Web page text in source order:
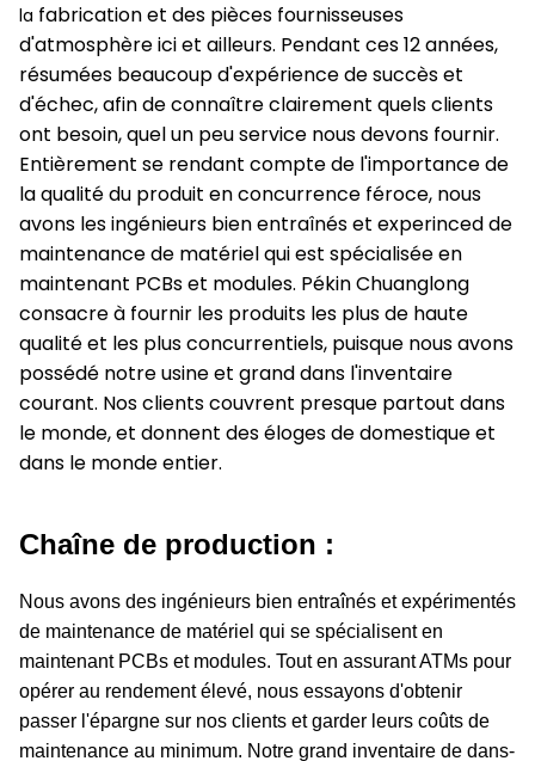
la fabrication et des pièces fournisseuses
d'atmosphère ici et ailleurs. Pendant ces 12 années,
résumées beaucoup d'expérience de succès et
d'échec, afin de connaître clairement quels clients
ont besoin, quel un peu service nous devons fournir.
Entièrement se rendant compte de l'importance de
la qualité du produit en concurrence féroce, nous
avons les ingénieurs bien entraînés et experinced de
maintenance de matériel qui est spécialisée en
maintenant PCBs et modules. Pékin Chuanglong
consacre à fournir les produits les plus de haute
qualité et les plus concurrentiels, puisque nous avons
possédé notre usine et grand dans l'inventaire
courant. Nos clients couvrent presque partout dans
le monde, et donnent des éloges de domestique et
dans le monde entier.
Chaîne de production :
Nous avons des ingénieurs bien entraînés et expérimentés
de maintenance de matériel qui se spécialisent en
maintenant PCBs et modules. Tout en assurant ATMs pour
opérer au rendement élevé, nous essayons d'obtenir
passer l'épargne sur nos clients et garder leurs coûts de
maintenance au minimum. Notre grand inventaire de dans-